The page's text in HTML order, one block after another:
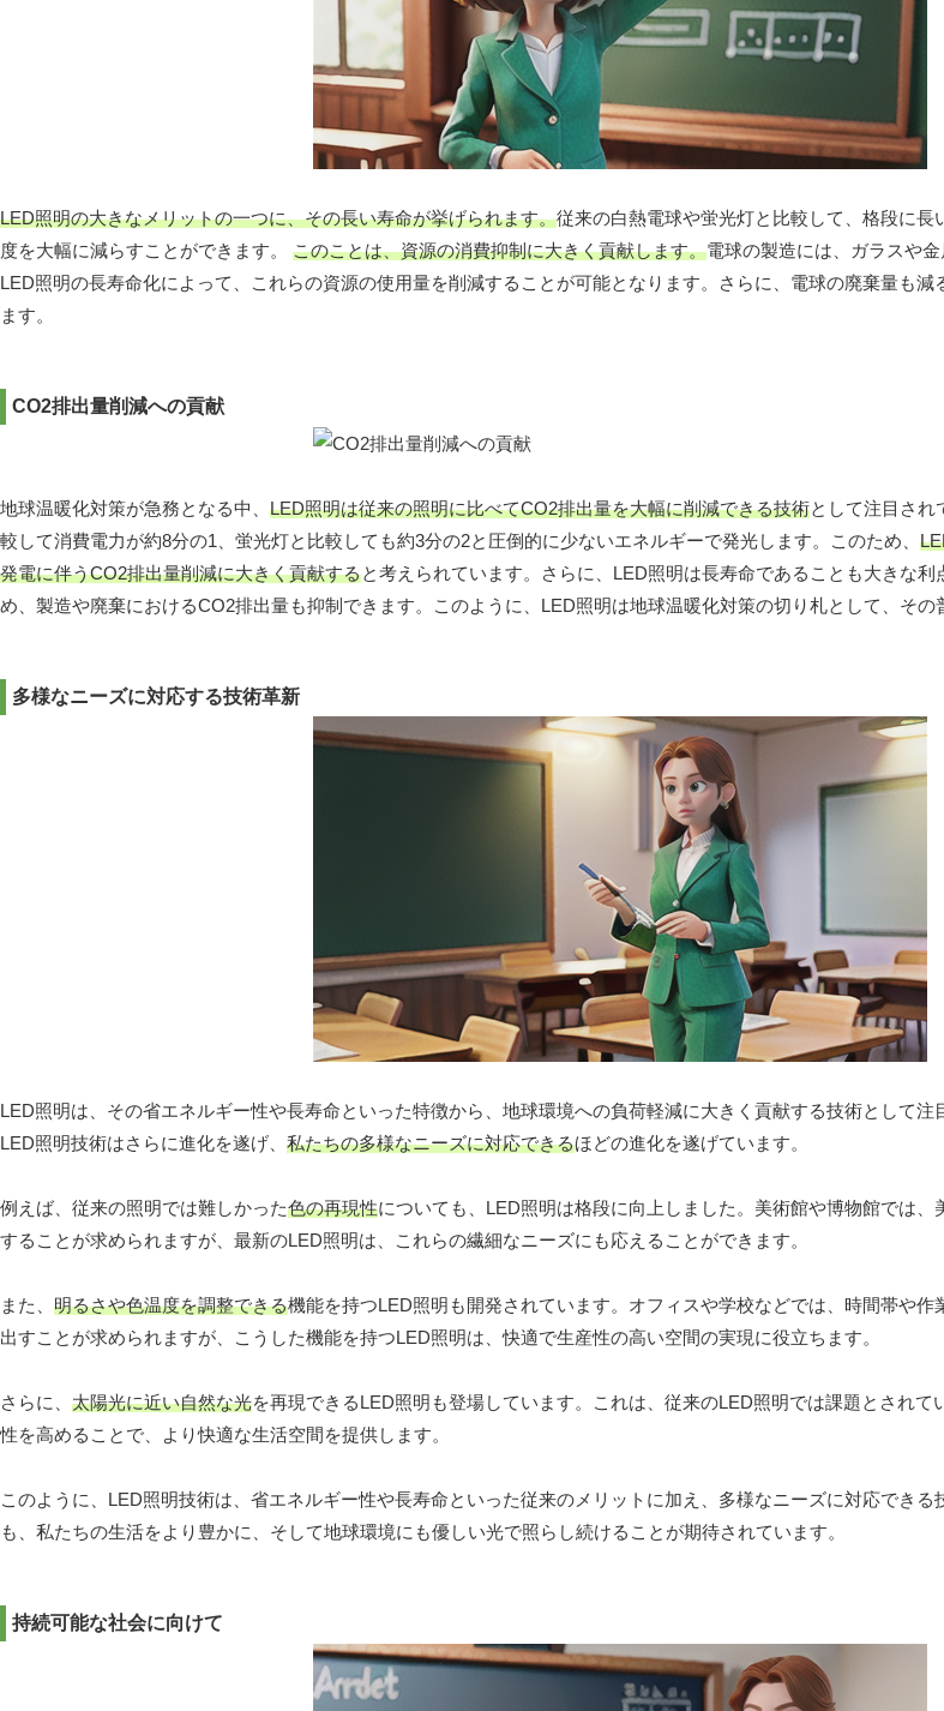
LED照明の大きなメリットの一つに、その長い寿命が挙げられます。従来の白熱電球や蛍光灯と比較して、格段に
度を大幅に減らすことができます。 このことは、資源の消費抑制に大きく貢献します。電球の製造には、ガラスや
LED照明の長寿命化によって、これらの資源の使用量を削減することが可能となります。さらに、電球の廃棄量も減
ます。
CO2排出量削減への貢献
地球温暖化対策が急務となる中、 LED照明は従来の照明に比べてCO2排出量を大幅に削減できる技術として注目され
較して消費電力が約8分の1、蛍光灯と比較しても約3分の2と圧倒的に少ないエネルギーで発光します。このため、
発電に伴うCO2排出量削減に大きく貢献すると考えられています。さらに、LED照明は長寿命であることも大きな
め、製造や廃棄におけるCO2排出量も抑制できます。このように、LED照明は地球温暖化対策の切り札として、その
多様なニーズに対応する技術革新
LED照明は、その省エネルギー性や長寿命といった特徴から、地球環境への負荷軽減に大きく貢献する技術として
LED照明技術はさらに進化を遂げ、 私たちの多様なニーズに対応できるほどの進化を遂げています。
例えば、従来の照明では難しかった色の再現性についても、LED照明は格段に向上しました。美術館や博物館では、
することが求められますが、最新のLED照明は、これらの繊細なニーズにも応えることができます。
また、 明るさや色温度を調整できる機能を持つLED照明も開発されています。オフィスや学校などでは、時間帯や作
出すことが求められますが、こうした機能を持つLED照明は、快適で生産性の高い空間の実現に役立ちます。
さらに、 太陽光に近い自然な光を再現できるLED照明も登場しています。これは、従来のLED照明では課題とされて
性を高めることで、より快適な生活空間を提供します。
このように、LED照明技術は、省エネルギー性や長寿命といった従来のメリットに加え、多様なニーズに対応でき
も、私たちの生活をより豊かに、そして地球環境にも優しい光で照らし続けることが期待されています。
持続可能な社会に向けて